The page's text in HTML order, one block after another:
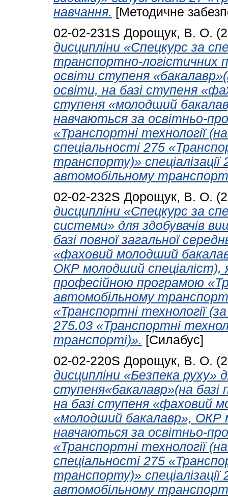
навчання. [Методичне
02-02-231S Дорощук, В. О.
дисципліни «Спецкурс за
транспортно-логістичних
освіти ступеня
освіти, на базі ступеня
ступеня «молодший
навчаються за освітньо-
«Транспортні технології
спеціальності 275
транспорту)»
автомобільному
02-02-232S Дорощук, В. О.
дисципліни «Спецкурс за
системи» для здобувачів
базі повної загальної
«фаховий молодший
ОКР молодший спеціаліст),
професійною програмою
автомобільному
«Транспортні технології
275.03 «Транспортні
транспорті)». [Силабус]
02-02-220S Дорощук, В. О.
дисципліни «Безпека руху»
ступеня«бакалавр»(на базі
на базі ступеня «фаховий
«молодший бакалавр», ОКР
навчаються за освітньо-
«Транспортні технології
спеціальності 275
транспорту)»
автомобільному